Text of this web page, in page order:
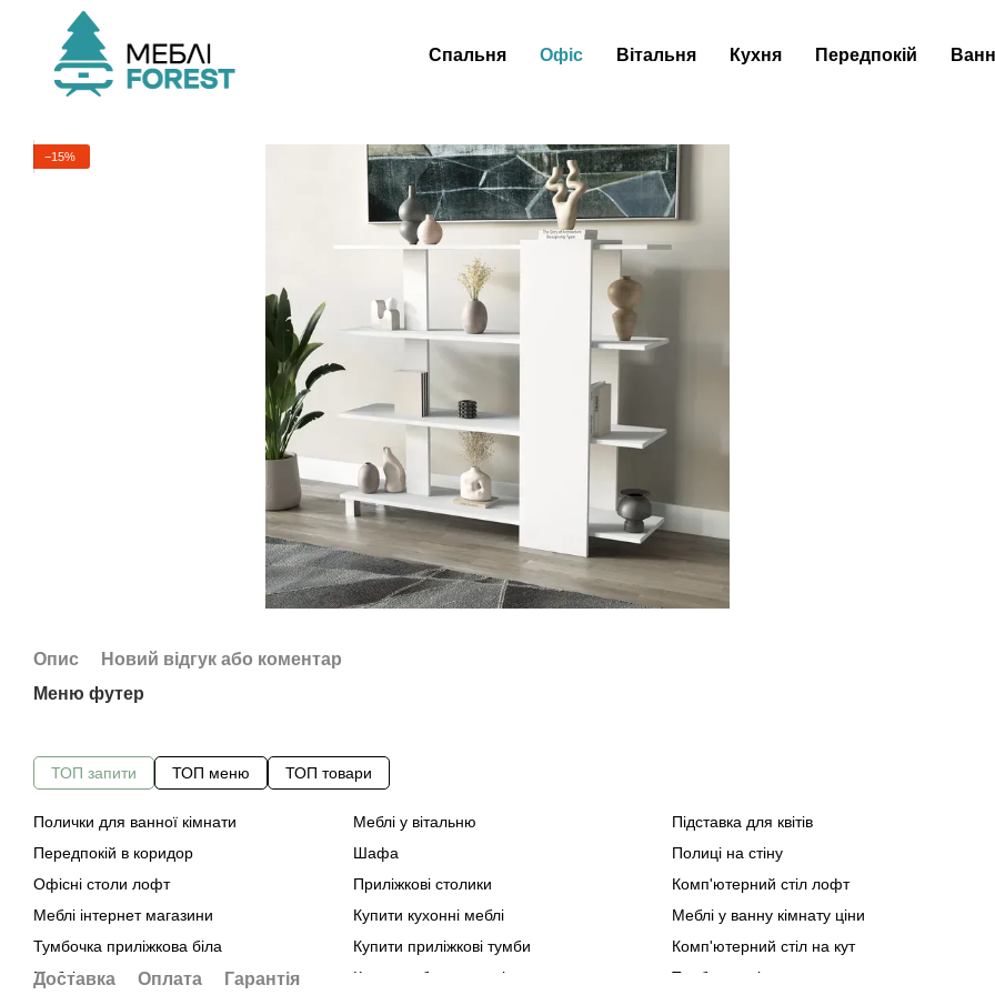
Перейти до основного контенту
Спальня Офіс Вітальня Кухня Передпокій
−15%
Опис
Новий відгук або коментар
Меню футер
ТОП запити ТОП меню ТОП товари
Полички для ванної кімнати Меблі у вітальню
Підставка для квітів
Передпокій в коридор
Шафа
Полиці на стіну
Офісні столи лофт
Приліжкові столики
Комп'ютерний стіл лофт
Меблі інтернет магазини
Купити кухонні меблі
Меблі у ванну кімнату ціни
Тумбочка приліжкова біла
Купити приліжкові тумби
Комп'ютерний стіл на кут
Меблі для спальни
Комод дуб сонома ціна
Тумба приліжкова венге
Доставка Оплата Гарантія